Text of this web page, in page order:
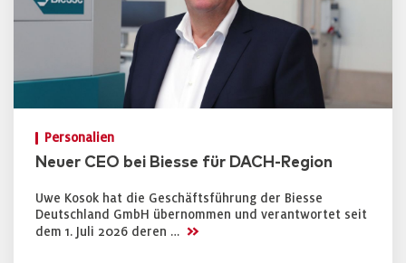
Personalien
Neuer CEO bei Biesse für DACH-Region
Uwe Kosok hat die Geschäftsführung der Biesse
Deutschland GmbH übernommen und verantwortet seit
dem 1. Juli 2026 deren … >>